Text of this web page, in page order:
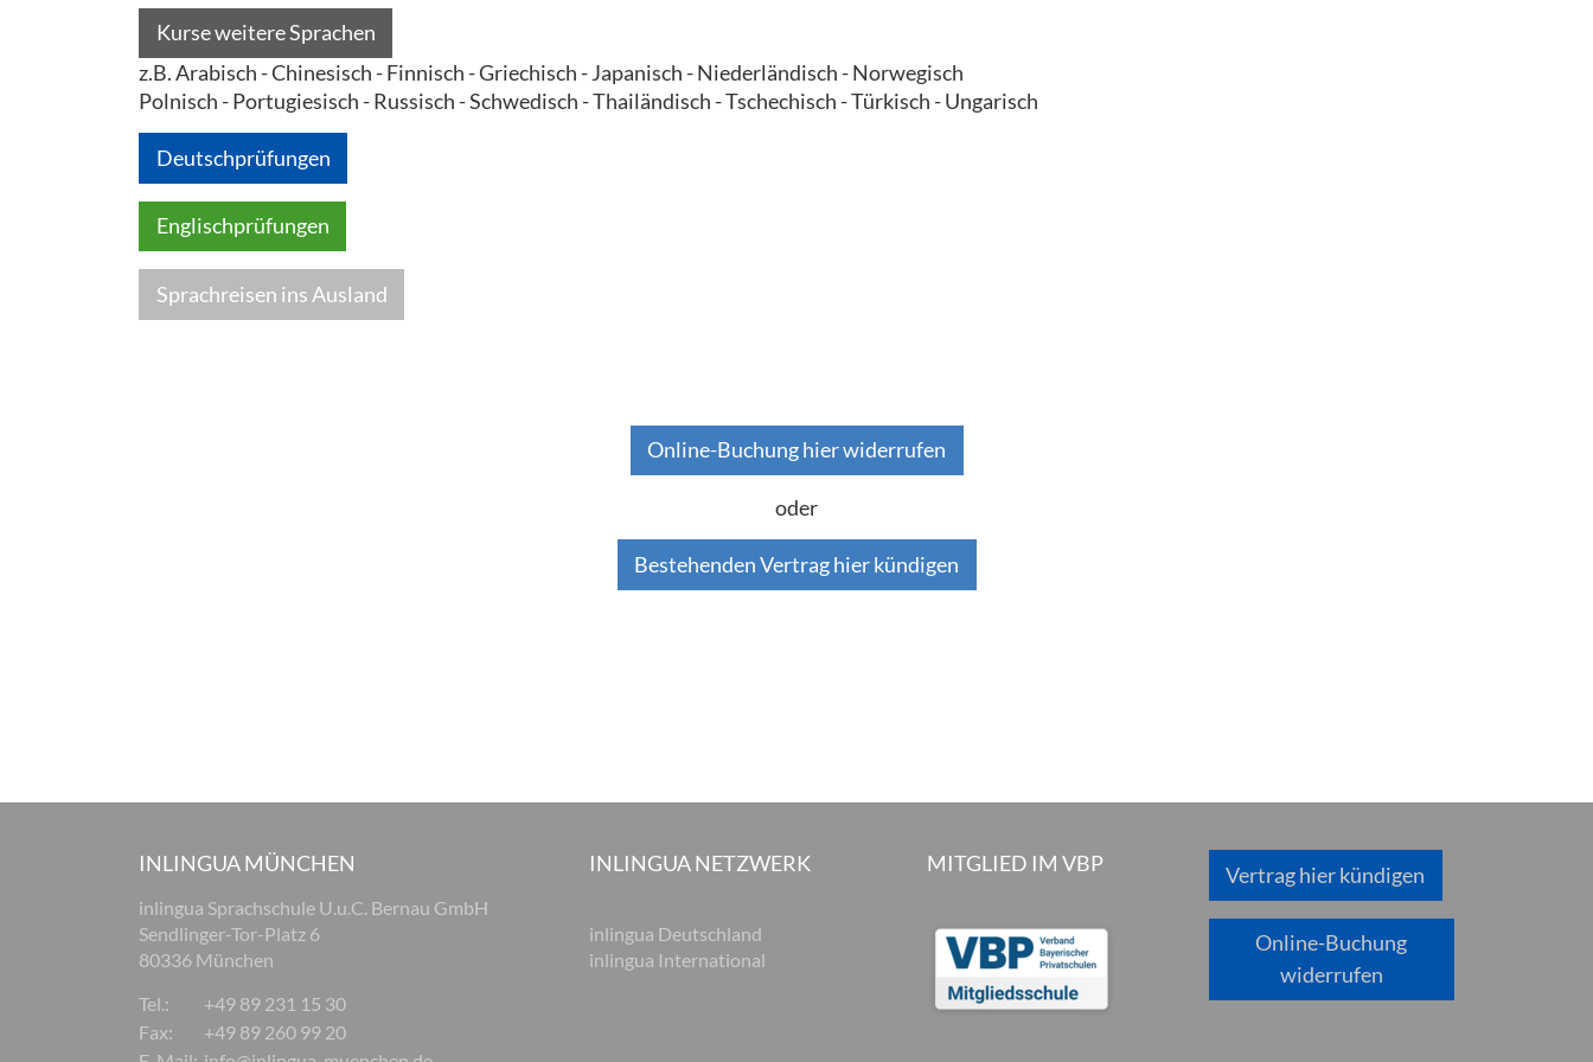
Kurse weitere Sprachen
z.B. Arabisch - Chinesisch - Finnisch - Griechisch - Japanisch - Niederländisch - Norwegisch
Polnisch - Portugiesisch - Russisch - Schwedisch - Thailändisch - Tschechisch - Türkisch - Ungarisch
Deutschprüfungen
Englischprüfungen
Sprachreisen ins Ausland
Online-Buchung hier widerrufen
oder
Bestehenden Vertrag hier kündigen
INLINGUA MÜNCHEN
inlingua Sprachschule U.u.C. Bernau GmbH
Sendlinger-Tor-Platz 6
80336 München
Tel.:
+49 89 231 15 30
Fax:
+49 89 260 99 20
INLINGUA NETZWERK
inlingua Deutschland
inlingua International
MITGLIED IM VBP Vertrag hier kündigen
Online-Buchung
widerrufen